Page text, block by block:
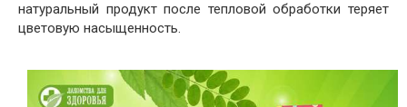
натуральный продукт после тепловой обработки теряет
цветовую насыщенность.